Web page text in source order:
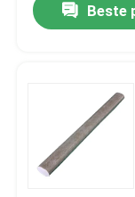
Over onsBeste